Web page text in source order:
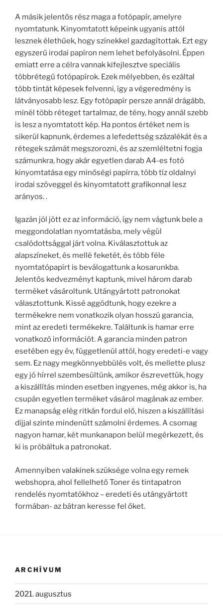
A másik jelentős rész maga a fotópapír, amelyre
nyomtatunk. Kinyomtatott képeink ugyanis attól
lesznek élethűek, hogy színekkel gazdagítottak. Ezt egy
egyszerű irodai papíron nem lehet befolyásolni. Éppen
emiatt erre a célra vannak kifejlesztve speciális
többrétegű fotópapírok. Ezek mélyebben, és ezáltal
több tintát képesek felvenni, így a végeredmény is
látványosabb lesz. Egy fotópapír persze annál drágább,
minél több réteget tartalmaz, de tény, hogy annál szebb
is lesz a nyomtatott kép. Ha pontos értéket nem is
sikerül kapnunk, érdemes a lefedettség százalékát és a
rétegek számát megszorozni, és az szemléltetni fogja
számunkra, hogy akár egyetlen darab A4-es fotó
kinyomtatása egy minőségi papírra, több tíz oldalnyi
irodai szöveggel és kinyomtatott grafikonnal lesz
arányos. .
Igazán jól jött ez az információ, így nem vágtunk bele a
meggondolatlan nyomtatásba, mely végül
csalódottsággal járt volna. Kiválasztottuk az
alapszíneket, és mellé feketét, és több féle
nyomtatópapírt is beválogattunk a kosarunkba.
Jelentős kedvezményt kaptunk, mivel három darab
terméket vásároltunk. Utángyártott patronokat
választottunk. Kissé aggódtunk, hogy ezekre a
termékekre nem vonatkozik olyan hosszú garancia,
mint az eredeti termékekre. Találtunk is hamar erre
vonatkozó információt. A garancia minden patron
esetében egy év, függetlenül attól, hogy eredeti-e vagy
sem. Ez nagy megkönnyebbülés volt, és mellette plusz
egy jó hírrel szembesültünk, amikor észrevettük, hogy
a kiszállítás minden esetben ingyenes, még akkor is, ha
csupán egyetlen terméket vásárol magának az ember.
Ez manapság elég ritkán fordul elő, hiszen a kiszállítási
díjjal szinte mindenütt számolni érdemes. A csomag
nagyon hamar, két munkanapon belül megérkezett, és
ki is próbáltuk a patronokat.
Amennyiben valakinek szüksége volna egy remek
webshopra, ahol fellelhető Toner és tintapatron
rendelés nyomtatókhoz – eredeti és utángyártott
formában- az bátran keresse fel őket.
ARCHÍVUM
2021. augusztus